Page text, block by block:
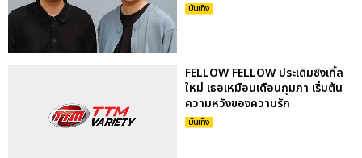
บันเทิง
FELLOW FELLOW ประเดิมซิงเกิ้ล
ใหม่ เธอเหมือนเดือนกุมภา เริ่มต้น
ความหวังของความรัก
บันเทิง